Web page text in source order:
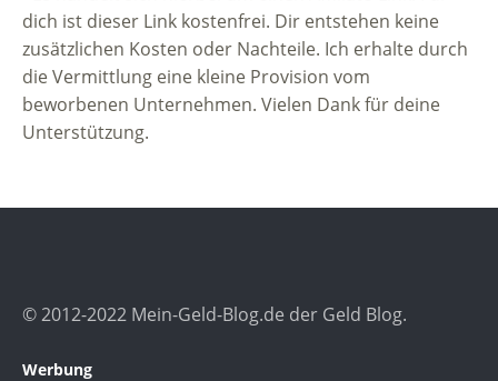
dich ist dieser Link kostenfrei. Dir entstehen keine
zusätzlichen Kosten oder Nachteile. Ich erhalte durch
die Vermittlung eine kleine Provision vom
beworbenen Unternehmen. Vielen Dank für deine
Unterstützung.
© 2012-2022 Mein-Geld-Blog.de der Geld Blog.
Werbung